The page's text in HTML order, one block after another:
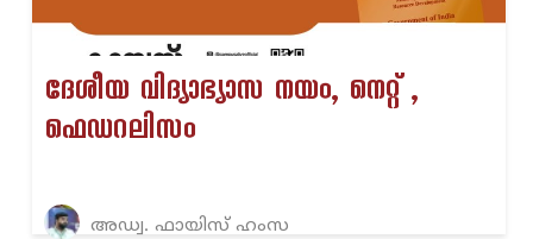
ദേശീയ വിദ്യാഭ്യാസ നയം, നെറ്റ് ,
ഫെഡറലിസം
അഡ്വ. ഫായിസ് ഹംസ